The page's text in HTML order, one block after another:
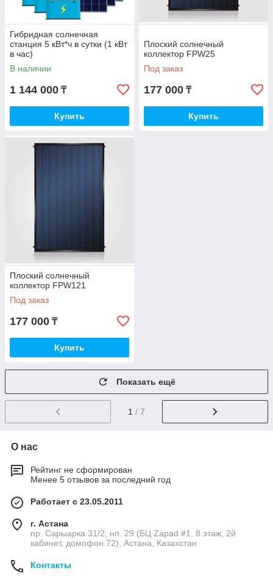
Гибридная солнечная
станция 5 кВт*ч в сутки (1 кВт
в час)
В наличии
1 144 000 ₸
Купить
Плоский солнечный
коллектор FPW25
Под заказ
177 000 ₸
Купить
Плоский солнечный
коллектор FPW121
Под заказ
177 000 ₸
Купить
Показать ещё
1 / 7
О нас
Рейтинг не сформирован
Менее 5 отзывов за последний год
Работает с 23.05.2011
г. Астана
пр. Сарыарка 31/2, нп. 29 (БЦ Zapad #1, 8 этаж, 2й
кабинет, домофон 72), Астана, Казахстан
Контакты